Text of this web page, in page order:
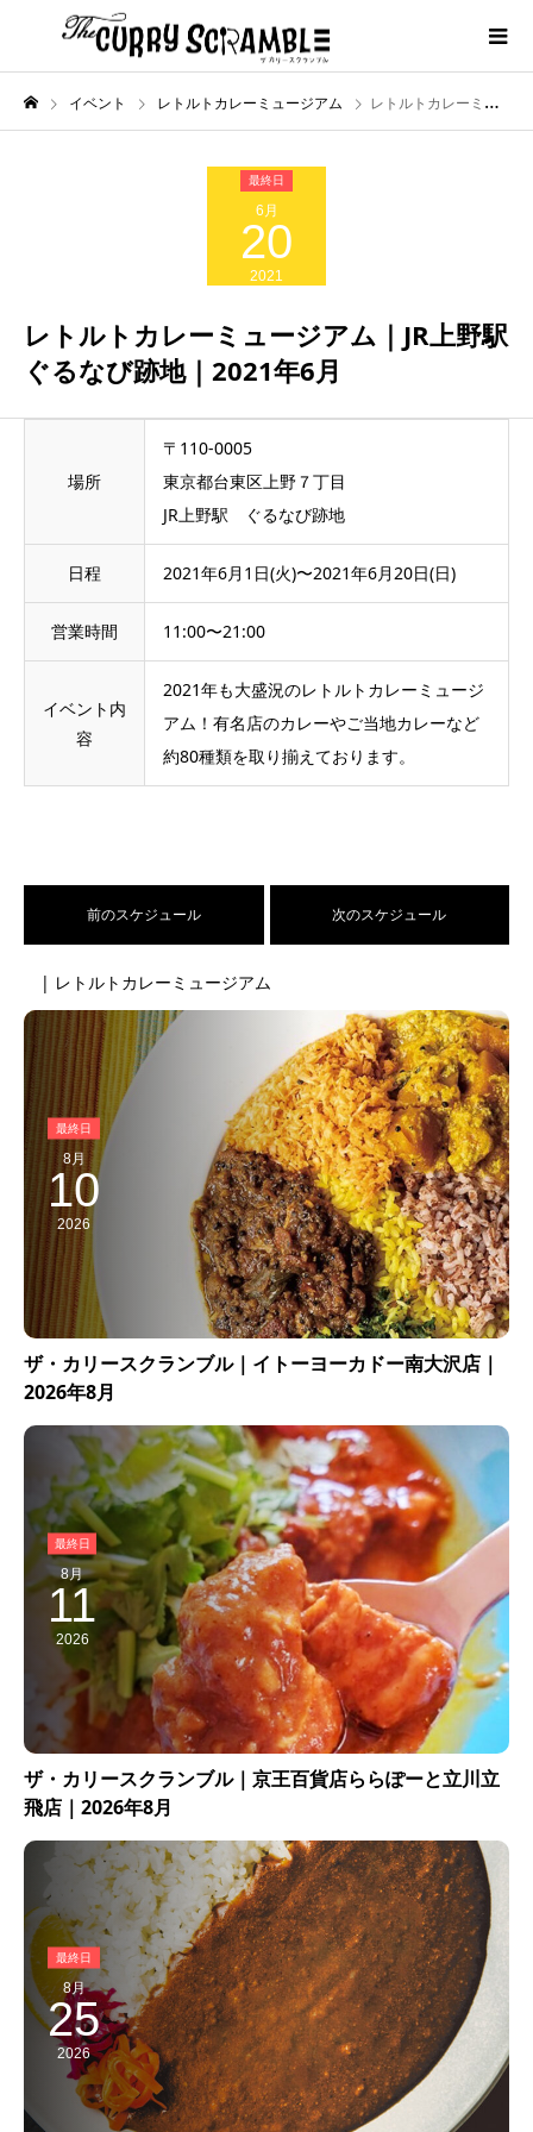
イベント レトルトカレーミュージアム レトルトカレーミュージアム｜JR上野駅ぐるなび跡地｜2021年6月
6月
20
2021
レトルトカレーミュージアム｜JR上野駅
ぐるなび跡地｜2021年6月
場所
〒110-0005
東京都台東区上野７丁目
JR上野駅 ぐるなび跡地
日程 2021年6月1日(火)〜2021年6月20日(日)
営業時間 11:00〜21:00
イベント内
容
2021年も大盛況のレトルトカレーミュージ
アム！有名店のカレーやご当地カレーなど
約80種類を取り揃えております。
前のスケジュール 次のスケジュール
| レトルトカレーミュージアム
8月
10
2026
ザ・カリースクランブル｜イトーヨーカドー南大沢店｜
2026年8月
8月
11
2026
ザ・カリースクランブル｜京王百貨店ららぽーと立川立
飛店｜2026年8月
8月
25
2026